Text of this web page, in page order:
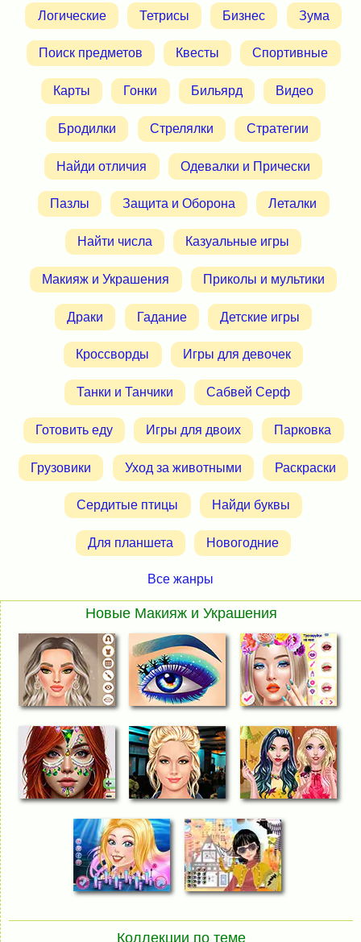
Логические Тетрисы Бизнес Зума
Поиск предметов Квесты Спортивные
Карты Гонки Бильярд Видео
Бродилки Стрелялки Стратегии
Найди отличия Одевалки и Прически
Пазлы Защита и Оборона Леталки
Найти числа Казуальные игры
Макияж и Украшения Приколы и мультики
Драки Гадание Детские игры
Кроссворды Игры для девочек
Танки и Танчики Сабвей Серф
Готовить еду Игры для двоих Парковка
Грузовики Уход за животными Раскраски
Сердитые птицы Найди буквы
Для планшета Новогодние
Все жанры
Новые Макияж и Украшения
Коллекции по теме